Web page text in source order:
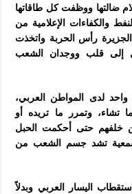
ضالتها ووظفت كل طاقاتها
والكفاءات الإعلامية من
رأس الحربة واتخذت
إلى قلب ووجدان الشعب
لدى المواطن العربي،
تشاء، وتمرر ما تريده أو
خلفهم حتى أحكمت الحبل
تشد جسم الشعب من
اليسار العربي وبدلاً